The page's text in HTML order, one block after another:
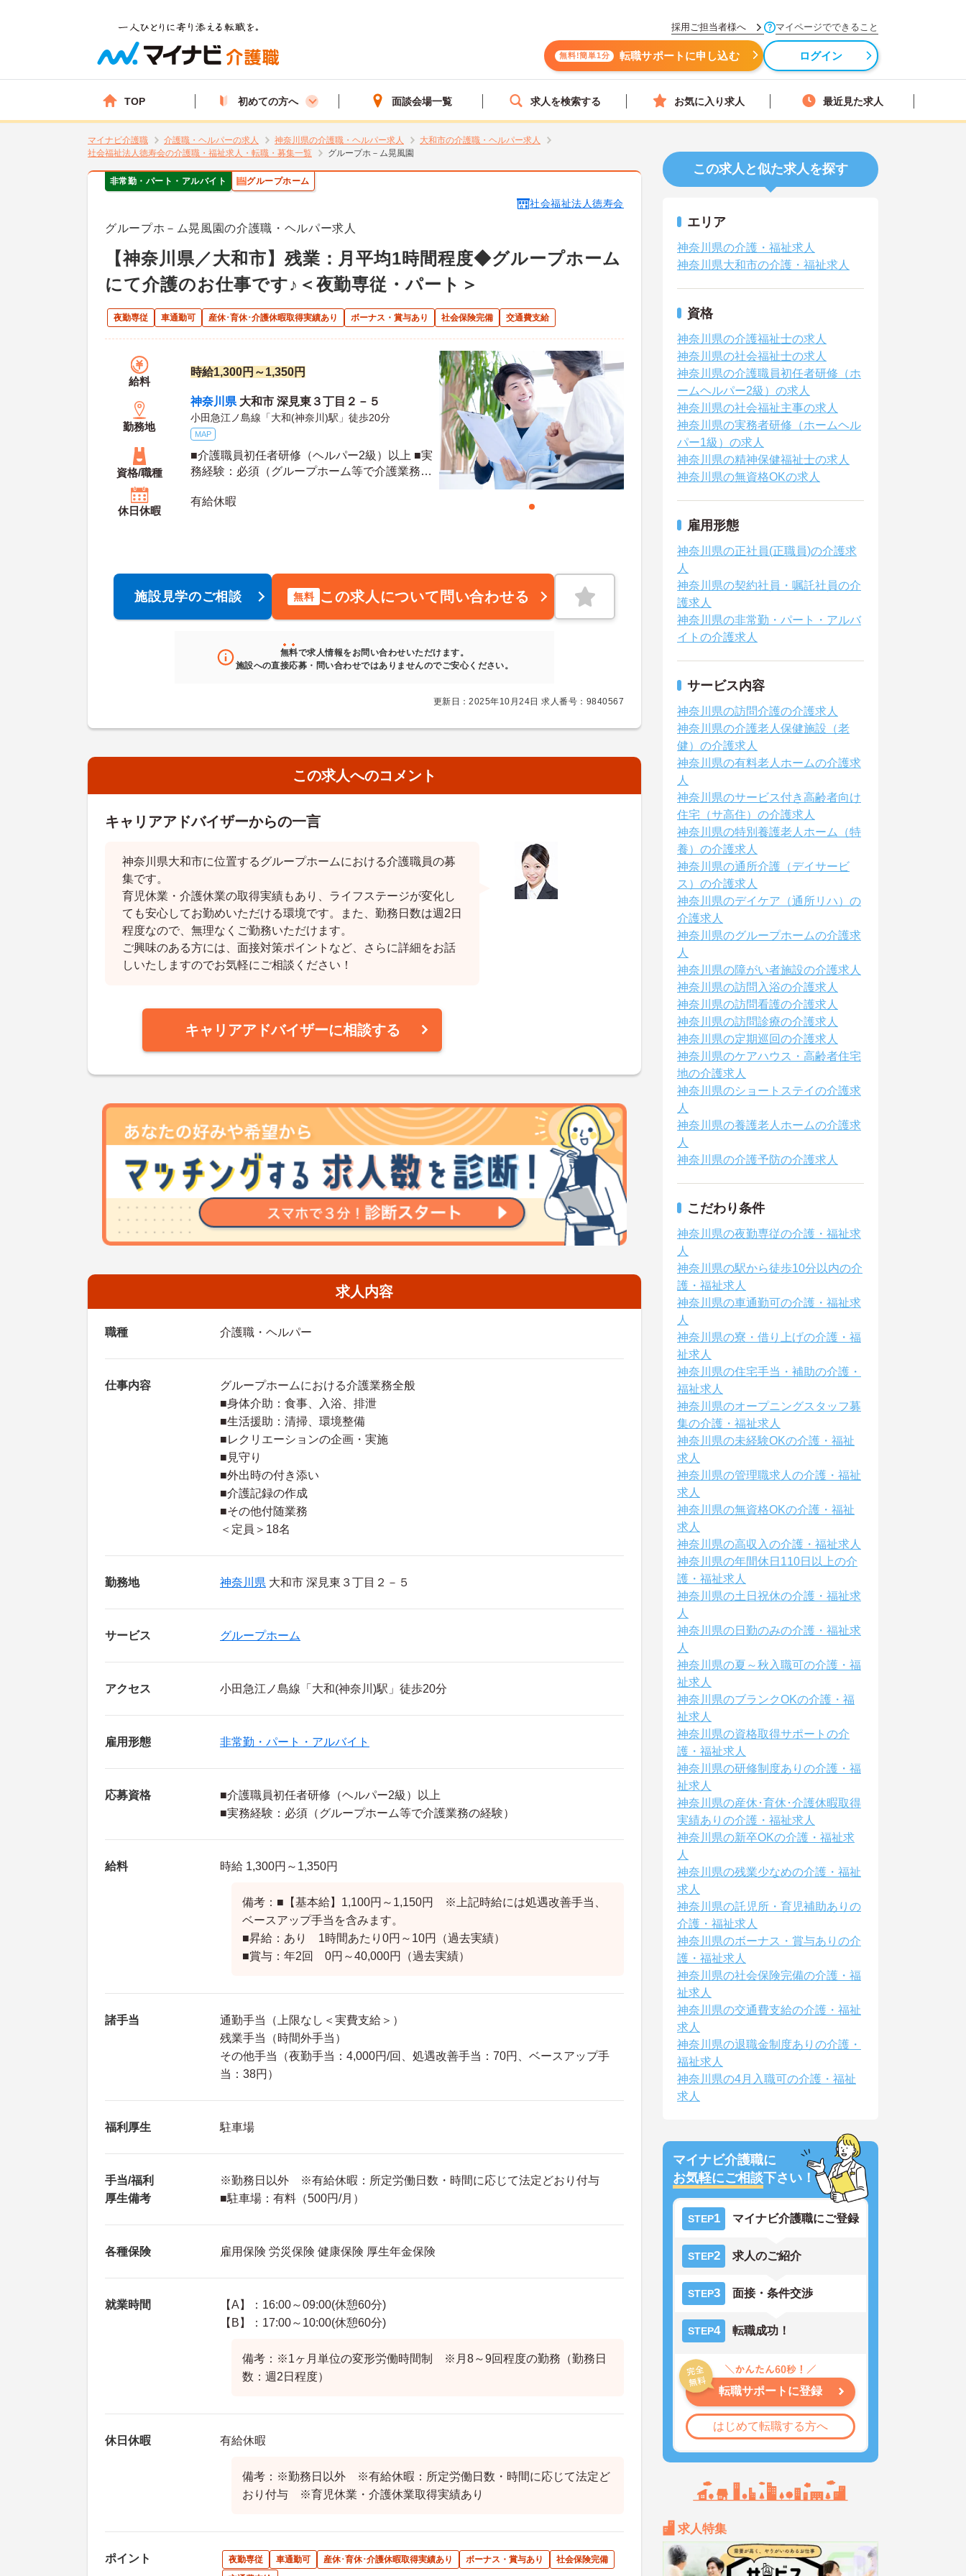
採用ご担当者様へ マイページでできること
無料!簡単1分 転職サポートに申し込む ログイン
TOP 初めての方へ 面談会場一覧 求人を検索する お気に入り求人 最近見た求人
マイナビ介護職 介護職・ヘルパーの求人 神奈川県の介護職・ヘルパー求人
大和市の介護職・ヘルパー求人
社会福祉法人徳寿会の介護職・福祉求人・転職・募集一覧
グループホ－ム晃風園
非常勤・パート・アルバイト グループホーム
社会福祉法人徳寿会
グループホ－ム晃風園の介護職・ヘルパー求人
【神奈川県／大和市】残業：月平均1時間程度◆グループホーム
にて介護のお仕事です♪＜夜勤専従・パート＞
夜勤専従 車通勤可 産休･育休･介護休暇取得実績あり ボーナス・賞与あり 社会保険完備 交通費支給
給料
時給1,300円～1,350円
勤務地
神奈川県 大和市 深見東３丁目２－５
小田急江ノ島線「大和(神奈川)駅」徒歩20分
MAP
資格/職種
■介護職員初任者研修（ヘルパー2級）以上 ■実
務経験：必須（グループホーム等で介護業務の
休日休暇
有給休暇
施設見学のご相談 無料 この求人について問い合わせる
無料で求人情報をお問い合わせいただけます。
施設への直接応募・問い合わせではありませんのでご安心ください。
更新日：2025年10月24日 求人番号：9840567
この求人へのコメント
キャリアアドバイザーからの一言
神奈川県大和市に位置するグループホームにおける介護職員の募
集です。
育児休業・介護休業の取得実績もあり、ライフステージが変化し
ても安心してお勤めいただける環境です。また、勤務日数は週2日
程度なので、無理なくご勤務いただけます。
ご興味のある方には、面接対策ポイントなど、さらに詳細をお話
しいたしますのでお気軽にご相談ください！
キャリアアドバイザーに相談する
求人内容
職種 介護職・ヘルパー
仕事内容
グループホームにおける介護業務全般
■身体介助：食事、入浴、排泄
■生活援助：清掃、環境整備
■レクリエーションの企画・実施
■見守り
■外出時の付き添い
■介護記録の作成
■その他付随業務
＜定員＞18名
勤務地 神奈川県 大和市 深見東３丁目２－５
サービス グループホーム
アクセス 小田急江ノ島線「大和(神奈川)駅」徒歩20分
雇用形態 非常勤・パート・アルバイト
応募資格
■介護職員初任者研修（ヘルパー2級）以上
■実務経験：必須（グループホーム等で介護業務の経験）
給料 時給 1,300円～1,350円
備考：■【基本給】1,100円～1,150円 ※上記時給には処遇改善手当、
ベースアップ手当を含みます。
■昇給：あり 1時間あたり0円～10円（過去実績）
■賞与：年2回 0円～40,000円（過去実績）
諸手当
通勤手当（上限なし＜実費支給＞）
残業手当（時間外手当）
その他手当（夜勤手当：4,000円/回、処遇改善手当：70円、ベースアップ手
当：38円）
福利厚生 駐車場
手当/福利
厚生備考
※勤務日以外 ※有給休暇：所定労働日数・時間に応じて法定どおり付与
■駐車場：有料（500円/月）
各種保険 雇用保険 労災保険 健康保険 厚生年金保険
就業時間
【A】：16:00～09:00(休憩60分)
【B】：17:00～10:00(休憩60分)
備考：※1ヶ月単位の変形労働時間制 ※月8～9回程度の勤務（勤務日
数：週2日程度）
休日休暇 有給休暇
備考：※勤務日以外 ※有給休暇：所定労働日数・時間に応じて法定ど
おり付与 ※育児休業・介護休業取得実績あり
ポイント 夜勤専従 車通勤可 産休･育休･介護休暇取得実績あり ボーナス・賞与あり
社会保険完備
この求人と似た求人を探す
エリア
神奈川県の介護・福祉求人
神奈川県大和市の介護・福祉求人
資格
神奈川県の介護福祉士の求人
神奈川県の社会福祉士の求人
神奈川県の介護職員初任者研修（ホ
ームヘルパー2級）の求人
神奈川県の社会福祉主事の求人
神奈川県の実務者研修（ホームヘル
パー1級）の求人
神奈川県の精神保健福祉士の求人
神奈川県の無資格OKの求人
雇用形態
神奈川県の正社員(正職員)の介護求
人
神奈川県の契約社員・嘱託社員の介
護求人
神奈川県の非常勤・パート・アルバ
イトの介護求人
サービス内容
神奈川県の訪問介護の介護求人
神奈川県の介護老人保健施設（老
健）の介護求人
神奈川県の有料老人ホームの介護求
人
神奈川県のサービス付き高齢者向け
住宅（サ高住）の介護求人
神奈川県の特別養護老人ホーム（特
養）の介護求人
神奈川県の通所介護（デイサービ
ス）の介護求人
神奈川県のデイケア（通所リハ）の
介護求人
神奈川県のグループホームの介護求
人
神奈川県の障がい者施設の介護求人
神奈川県の訪問入浴の介護求人
神奈川県の訪問看護の介護求人
神奈川県の訪問診療の介護求人
神奈川県の定期巡回の介護求人
神奈川県のケアハウス・高齢者住宅
地の介護求人
神奈川県のショートステイの介護求
人
神奈川県の養護老人ホームの介護求
人
神奈川県の介護予防の介護求人
こだわり条件
神奈川県の夜勤専従の介護・福祉求
人
神奈川県の駅から徒歩10分以内の介
護・福祉求人
神奈川県の車通勤可の介護・福祉求
人
神奈川県の寮・借り上げの介護・福
祉求人
神奈川県の住宅手当・補助の介護・
福祉求人
神奈川県のオープニングスタッフ募
集の介護・福祉求人
神奈川県の未経験OKの介護・福祉
求人
神奈川県の管理職求人の介護・福祉
求人
神奈川県の無資格OKの介護・福祉
求人
神奈川県の高収入の介護・福祉求人
神奈川県の年間休日110日以上の介
護・福祉求人
神奈川県の土日祝休の介護・福祉求
人
神奈川県の日勤のみの介護・福祉求
人
神奈川県の夏～秋入職可の介護・福
祉求人
神奈川県のブランクOKの介護・福
祉求人
神奈川県の資格取得サポートの介
護・福祉求人
神奈川県の研修制度ありの介護・福
祉求人
神奈川県の産休･育休･介護休暇取得
実績ありの介護・福祉求人
神奈川県の新卒OKの介護・福祉求
人
神奈川県の残業少なめの介護・福祉
求人
神奈川県の託児所・育児補助ありの
介護・福祉求人
神奈川県のボーナス・賞与ありの介
護・福祉求人
神奈川県の社会保険完備の介護・福
祉求人
神奈川県の交通費支給の介護・福祉
求人
神奈川県の退職金制度ありの介護・
福祉求人
神奈川県の4月入職可の介護・福祉
求人
マイナビ介護職に
お気軽にご相談下さい！
STEP1 マイナビ介護職にご登録
STEP2 求人のご紹介
STEP3 面接・条件交渉
STEP4 転職成功！
転職サポートに登録
はじめて転職する方へ
求人特集